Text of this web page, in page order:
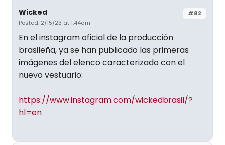
#82
Wicked
Posted: 2/15/23 at 1:44am
En el instagram oficial de la producción
brasileña, ya se han publicado las primeras
imágenes del elenco caracterizado con el
nuevo vestuario:
https://www.instagram.com/wickedbrasil/?
hl=en